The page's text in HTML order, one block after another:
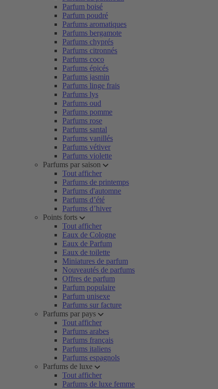
Parfum boisé
Parfum poudré
Parfums aromatiques
Parfums bergamote
Parfums chyprés
Parfums citronnés
Parfums coco
Parfums épicés
Parfums jasmin
Parfums linge frais
Parfums lys
Parfums oud
Parfums pomme
Parfums rose
Parfums santal
Parfums vanillés
Parfums vétiver
Parfums violette
Parfums par saison
Tout afficher
Parfums de printemps
Parfums d'automne
Parfums d’été
Parfums d’hiver
Points forts
Tout afficher
Eaux de Cologne
Eaux de Parfum
Eaux de toilette
Miniatures de parfum
Nouveautés de parfums
Offres de parfum
Parfum populaire
Parfum unisexe
Parfums sur facture
Parfums par pays
Tout afficher
Parfums arabes
Parfums français
Parfums italiens
Parfums espagnols
Parfums de luxe
Tout afficher
Parfums de luxe femme